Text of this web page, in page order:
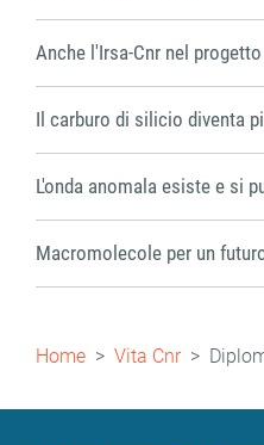
Anche l'Irsa-Cnr nel
Il carburo di silicio diventa
L'onda anomala esiste e si
Macromolecole per un
Briciole
Home Vita Cnr